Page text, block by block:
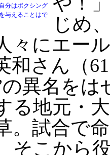
分はボクシング
与えることはで
じめ
々にエー
和さん（
異名をは
る地元・
。試合で
そこから